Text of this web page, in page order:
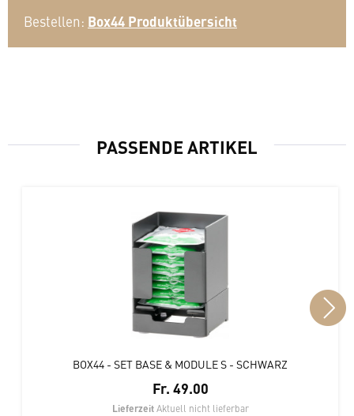
Bestellen: Box44 Produktübersicht
PASSENDE ARTIKEL
BOX44 - SET BASE & MODULE S - SCHWARZ
Fr. 49.00
LieferzeitAktuell nicht lieferbar